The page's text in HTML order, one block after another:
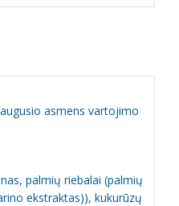
asmens vartojimo
palmių riebalai (palmių
ekstraktas)), kukurūzų